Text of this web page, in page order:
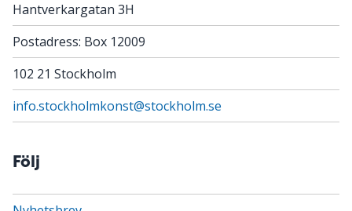
Hantverkargatan 3H
Postadress: Box 12009
102 21 Stockholm
info.stockholmkonst@stockholm.se
Följ